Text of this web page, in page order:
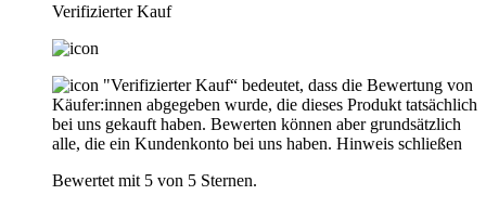
Verifizierter Kauf
"Verifizierter Kauf“ bedeutet, dass die Bewertung von
Käufer:innen abgegeben wurde, die dieses Produkt tatsächlich
bei uns gekauft haben. Bewerten können aber grundsätzlich
alle, die ein Kundenkonto bei uns haben. Hinweis schließen
Bewertet mit 5 von 5 Sternen.